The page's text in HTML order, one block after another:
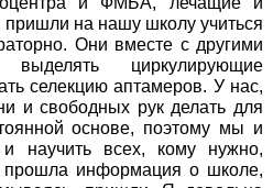
на нашу школу учиться
Они вместе с другими
выделять циркулирующие
селекцию аптамеров. У нас,
и свободных рук делать для
основе, поэтому мы и
научить всех, кому нужно,
прошла информация о школе,